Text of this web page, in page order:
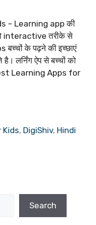
– Learning app की
interactive तरीके से
बच्चों के पढ़ने की इच्छाएं
लर्निंग ऐप से बच्चों को
Learning Apps for
Kids, DigiShiv, Hindi
Search